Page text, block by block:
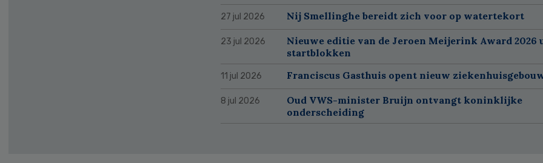
27 jul 2026 Nij Smellinghe bereidt zich voor op watertekort
23 jul 2026
Nieuwe editie van de Jeroen Meijerink Award 2026
startblokken
11 jul 2026 Franciscus Gasthuis opent nieuw
8 jul 2026
Oud VWS-minister Bruijn ontvangt koninklijke
onderscheiding